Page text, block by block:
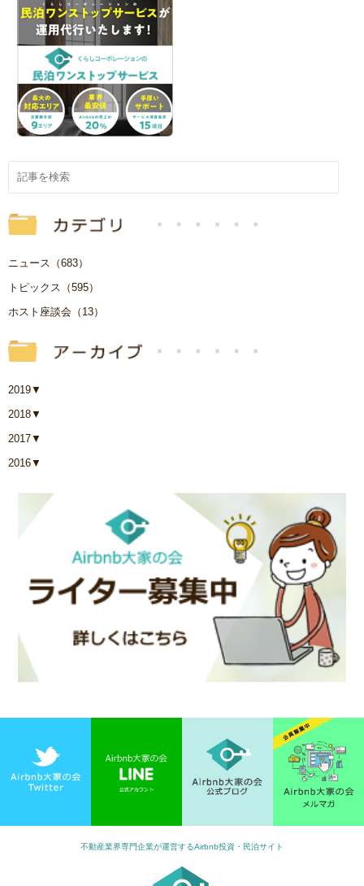
ニュース（683）
トピックス（595）
ホスト座談会（13）
2019▼
2018▼
2017▼
2016▼
不動産業界専門企業が運営するAirbnb投資・民泊サイト